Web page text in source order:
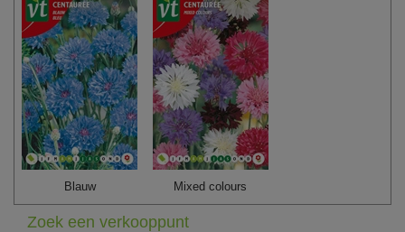
Blauw Mixed colours
Zoek een verkooppunt